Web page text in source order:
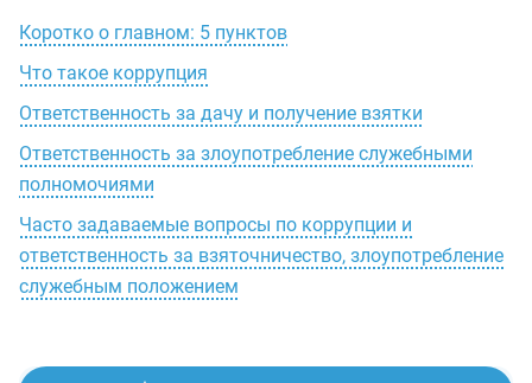
Коротко о главном: 5 пунктов
Что такое коррупция
Ответственность за дачу и получение взятки
Ответственность за злоупотребление служебными
полномочиями
Часто задаваемые вопросы по коррупции и
ответственность за взяточничество, злоупотребление
служебным положением